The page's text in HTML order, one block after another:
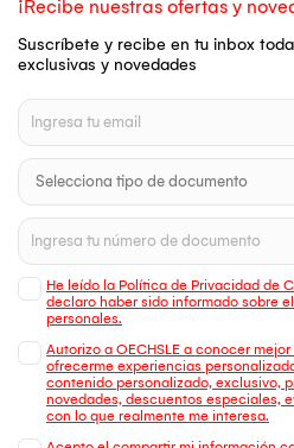
¡Recibe nuestras ofertas y
Suscríbete y recibe en tu inbox
exclusivas y novedades
He leído la Política de Privacidad de
declaro haber sido informado sobre
personales.
Autorizo a OECHSLE a conocer
ofrecerme experiencias
contenido personalizado, exclusivo,
novedades, descuentos especiales,
con lo que realmente me interesa.